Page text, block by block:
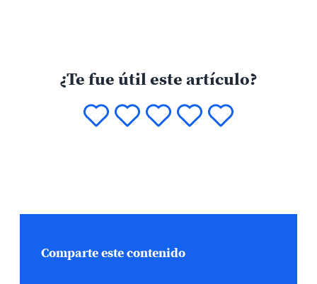
¿Te fue útil este artículo?
Comparte este contenido